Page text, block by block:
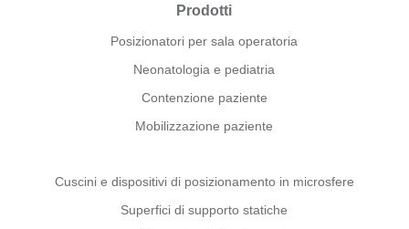
Prodotti
Posizionatori per sala operatoria
Neonatologia e pediatria
Contenzione paziente
Mobilizzazione paziente
Cuscini e dispositivi di posizionamento in microsfere
Superfici di supporto statiche